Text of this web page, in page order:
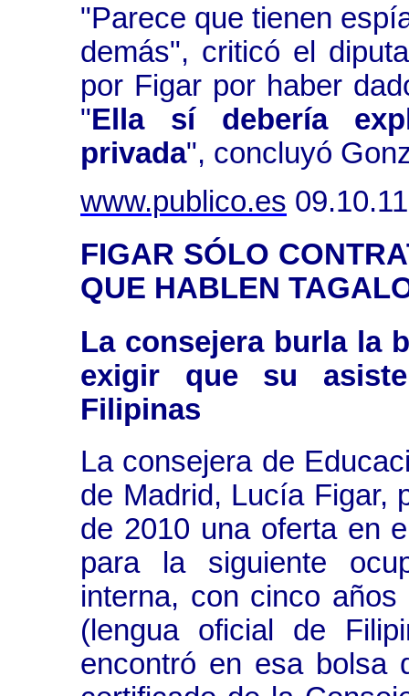
"Parece que tienen
demás", criticó el
por Figar por haber
"Ella sí debería
privada", concluyó
www.publico.es 09.10.11
FIGAR SÓLO
QUE HABLEN
La consejera burla la
exigir que su
Filipinas
La consejera de
de Madrid, Lucía Figar,
de 2010 una oferta en
para la siguiente
interna, con cinco años
(lengua oficial de
encontró en esa bolsa